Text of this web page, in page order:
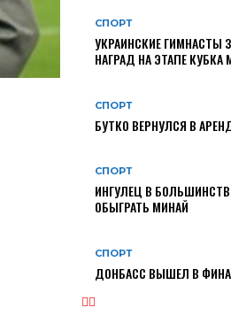
СПОРТ
УКРАИНСКИЕ ГИМНАСТЫ
НАГРАД НА ЭТАПЕ КУБКА
СПОРТ
БУТКО ВЕРНУЛСЯ В
СПОРТ
ИНГУЛЕЦ В
ОБЫГРАТЬ МИНАЙ
СПОРТ
ДОНБАСС ВЫШЕЛ В